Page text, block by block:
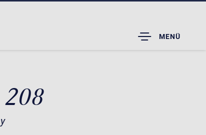
TOGGLE
DROPDOWN
MENÜ
208